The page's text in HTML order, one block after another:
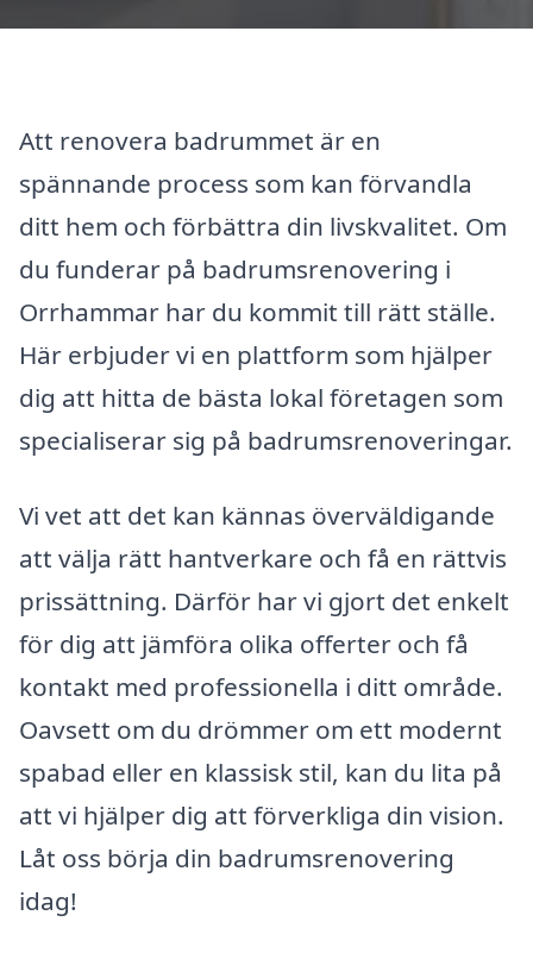
Att renovera badrummet är en
spännande process som kan förvandla
ditt hem och förbättra din livskvalitet. Om
du funderar på badrumsrenovering i
Orrhammar har du kommit till rätt ställe.
Här erbjuder vi en plattform som hjälper
dig att hitta de bästa lokal företagen som
specialiserar sig på badrumsrenoveringar.
Vi vet att det kan kännas överväldigande
att välja rätt hantverkare och få en rättvis
prissättning. Därför har vi gjort det enkelt
för dig att jämföra olika offerter och få
kontakt med professionella i ditt område.
Oavsett om du drömmer om ett modernt
spabad eller en klassisk stil, kan du lita på
att vi hjälper dig att förverkliga din vision.
Låt oss börja din badrumsrenovering
idag!